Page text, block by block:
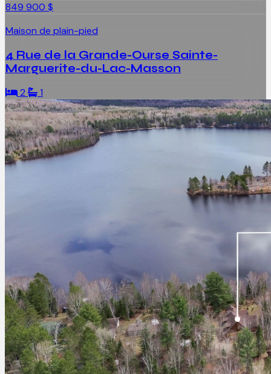
849 900 $
Maison de plain-pied
4 Rue de la Grande-Ourse Sainte-
Marguerite-du-Lac-Masson
2 1